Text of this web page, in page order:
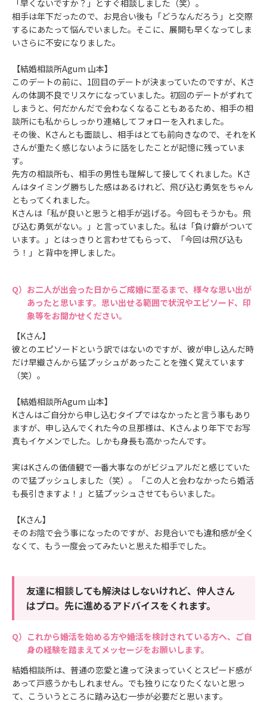
「早くないですか？」とすぐ相談しました（笑）。
相手は年下だったので、お見合い後も「どうなんだろう」と交際
するにあたって悩んでいました。そこに、展開も早くなってしま
いさらに不安になりました。
【結婚相談所Agum 山本】
このデートの前に、1回目のデートが決まっていたのですが、Kさ
んの体調不良でリスケになっていました。初回のデートがずれて
しまうと、何だかんだで会わなくなることもあるため、相手の相
談所にも私からしっかり連絡してフォローを入れました。
その後、Kさんとも面談し、相手はとても前向きなので、それをK
さんが重たく感じないように話をしたことが記憶に残っていま
す。
先方の相談所も、相手の男性も理解して接してくれました。Kさ
んはタイミング勝ちした感はあるけれど、飛び込む勇気をちゃん
ともってくれました。
Kさんは「私が良いと思うと相手が逃げる。今回もそうかも。飛
び込む勇気がない。」と言っていました。私は「負け癖がついて
います。」とはっきりと言わせてもらって、「今回は飛び込も
う！」と背中を押しました。
お二人が出会った日からご成婚に至るまで、様々な思い出が
あったと思います。思い出せる範囲で状況やエピソード、印
象等をお聞かせください。
【Kさん】
彼とのエピソードという訳ではないのですが、彼が申し込んだ時
だけ早織さんから猛プッシュがあったことを強く覚えています
（笑）。
【結婚相談所Agum 山本】
Kさんはご自分から申し込むタイプではなかったと言う事もあり
ますが、申し込んでくれた今の旦那様は、Kさんより年下でお写
真もイケメンでした。しかも身長も高かったんです。
実はKさんの価値観で一番大事なのがビジュアルだと感じていた
ので猛プッシュしました（笑）。「この人と会わなかったら婚活
も長引きますよ！」と猛プッシュさせてもらいました。
【Kさん】
そのお陰で会う事になったのですが、お見合いでも違和感が全く
なくて、もう一度会ってみたいと思えた相手でした。
友達に相談しても解決はしないけれど、仲人さん
はプロ。先に進めるアドバイスをくれます。
これから婚活を始める方や婚活を検討されている方へ、ご自
身の経験を踏まえてメッセージをお願いします。
結婚相談所は、普通の恋愛と違って決まっていくとスピード感が
あって戸惑うかもしれません。でも独りになりたくないと思っ
て、こういうところに踏み込む一歩が必要だと思います。